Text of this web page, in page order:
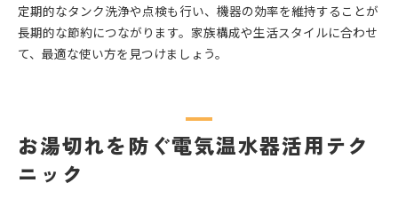
定期的なタンク洗浄や点検も行い、機器の効率を維持することが
長期的な節約につながります。家族構成や生活スタイルに合わせ
て、最適な使い方を見つけましょう。
お湯切れを防ぐ電気温水器活用テク
ニック